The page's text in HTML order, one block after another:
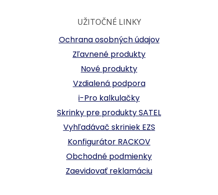
UŽITOČNÉ LINKY
Ochrana osobných údajov
Zľavnené produkty
Nové produkty
Vzdialená podpora
i-Pro kalkulačky
Skrinky pre produkty SATEL
Vyhľadávač skriniek EZS
Konfigurátor RACKOV
Obchodné podmienky
Zaevidovať reklamáciu